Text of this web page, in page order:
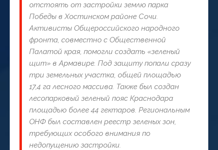
отстоять от застройки землю парка
Победы в Хостинском районе Сочи.
Активисты Общероссийского народного
фронта, совместно с Общественной
Палатой края, помогли создать «зеленый
щит» в Армавире. Под защиту попали сразу
три земельных участка, общей площадью
17,4 га лесного массива. Также был создан
лесопарковый зеленый пояс Краснодара
площадью более 44 гектаров. Региональным
ОНФ был составлен реестр зеленых зон,
требующих особого внимания по
недопущению застройки.